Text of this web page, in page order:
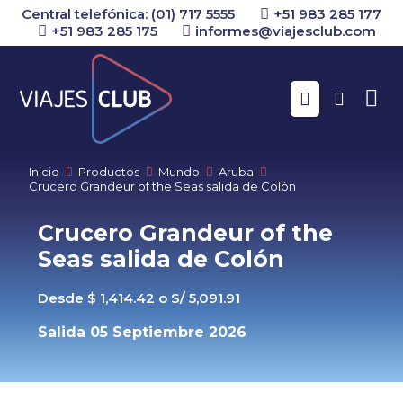
Central telefónica: (01) 717 5555
+51 983 285 177
+51 983 285 175
informes@viajesclub.com
Inicio Productos Mundo
Aruba
Crucero Grandeur of the Seas salida de Colón
Crucero Grandeur of the
Seas salida de Colón
Desde $ 1,414.42 o S/ 5,091.91
Salida 05 Septiembre 2026
Buscar